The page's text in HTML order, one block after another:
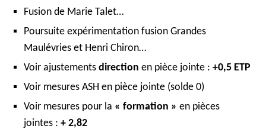
Fusion de Marie Talet…
Poursuite expérimentation fusion Grandes
Maulévries et Henri Chiron…
Voir ajustements direction en pièce jointe : +0,5 ETP
Voir mesures ASH en pièce jointe (solde 0)
Voir mesures pour la « formation » en pièces
jointes : + 2,82